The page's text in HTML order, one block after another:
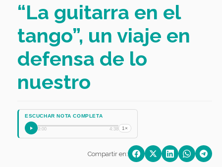
“La guitarra en el
tango”, un viaje en
defensa de lo
nuestro
ESCUCHAR NOTA COMPLETA
0:00 4:38 1×
Compartir en: